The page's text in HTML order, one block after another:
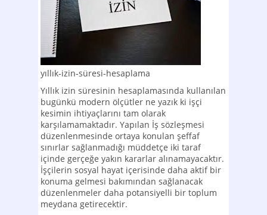
yıllık-izin-süresi-hesaplama
Yıllık izin süresinin hesaplamasında kullanılan
bugünkü modern ölçütler ne yazık ki işçi
kesimin ihtiyaçlarını tam olarak
karşılamamaktadır. Yapılan İş sözleşmesi
düzenlenmesinde ortaya konulan şeffaf
sınırlar sağlanmadığı müddetçe iki taraf
içinde gerçeğe yakın kararlar alınamayacaktır.
İşçilerin sosyal hayat içerisinde daha aktif bir
konuma gelmesi bakımından sağlanacak
düzenlenmeler daha potansiyelli bir toplum
meydana getirecektir.